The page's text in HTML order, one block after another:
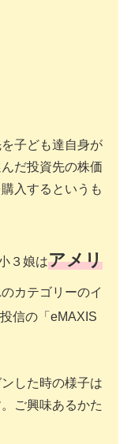
子ども達自身が
だ投資先の株価
入するというも
小３娘はアメリ
カテゴリーのイ
信の「eMAXIS
した時の様子は
ご興味あるかた